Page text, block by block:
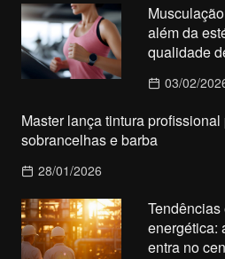
além da
qualidade
03/02/
Master lança tintura
sobrancelhas e barba
28/01/2026
energética:
entra no